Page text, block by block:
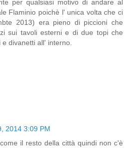
per qualsiasi motivo di andare al
Flaminio poichè l' unica volta che ci
2013) era pieno di piccioni che
sui tavoli esterni e di due topi che
divanetti all' interno.
2014 3:09 PM
il resto della città quindi non c'è